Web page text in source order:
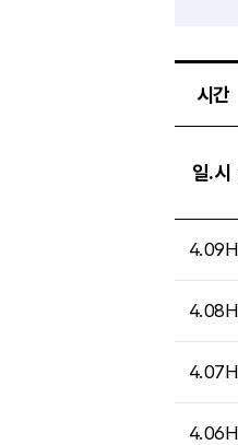
시간
일.시
4.09H
4.08H
4.07H
4.06H